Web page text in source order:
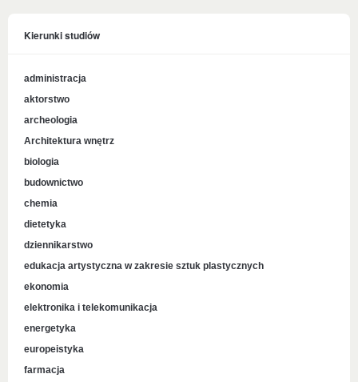
Kierunki studiów
administracja
aktorstwo
archeologia
Architektura wnętrz
biologia
budownictwo
chemia
dietetyka
dziennikarstwo
edukacja artystyczna w zakresie sztuk plastycznych
ekonomia
elektronika i telekomunikacja
energetyka
europeistyka
farmacja